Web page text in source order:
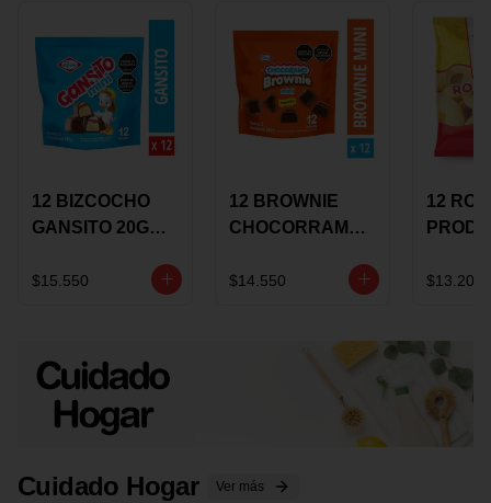
12 BIZCOCHO
GANSITO 20G
MERMELADA
$15.550
12 BROWNIE
CHOCORRAMO
X 20 GRS
$14.550
12
X 15
$13.200
Cuidado Hogar Ver más